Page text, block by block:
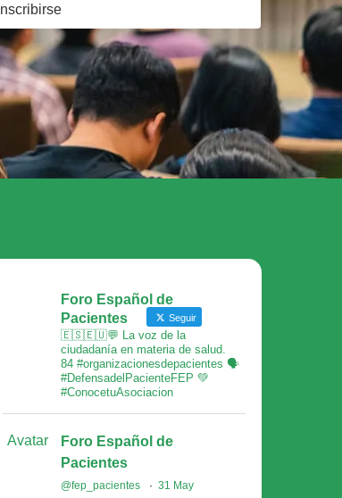
Inscribirse
Foro Español de
Pacientes
Seguir
🇪🇸🇪🇺💬 La voz de la
ciudadanía en materia de salud.
84 #organizacionesdepacientes 🗣
#DefensadelPacienteFEP 💚
#ConocetuAsociacion
Avatar
Foro Español de
Pacientes
@fep_pacientes · 31 May